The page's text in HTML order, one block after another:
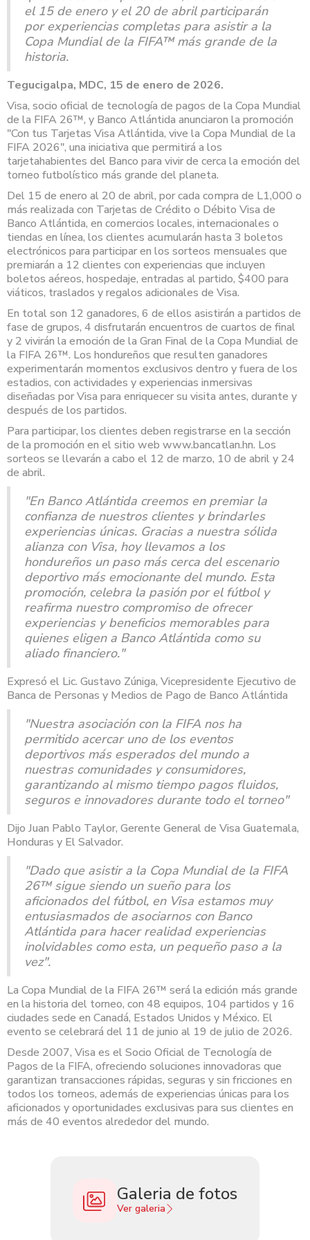
el 15 de enero y el 20 de abril participarán
por experiencias completas para asistir a la
Copa Mundial de la FIFA™ más grande de la
historia.
Tegucigalpa, MDC, 15 de enero de 2026.
Visa, socio oficial de tecnología de pagos de la Copa Mundial
de la FIFA 26™, y Banco Atlántida anunciaron la promoción
"Con tus Tarjetas Visa Atlántida, vive la Copa Mundial de la
FIFA 2026", una iniciativa que permitirá a los
tarjetahabientes del Banco para vivir de cerca la emoción del
torneo futbolístico más grande del planeta.
Del 15 de enero al 20 de abril, por cada compra de L1,000 o
más realizada con Tarjetas de Crédito o Débito Visa de
Banco Atlántida, en comercios locales, internacionales o
tiendas en línea, los clientes acumularán hasta 3 boletos
electrónicos para participar en los sorteos mensuales que
premiarán a 12 clientes con experiencias que incluyen
boletos aéreos, hospedaje, entradas al partido, $400 para
viáticos, traslados y regalos adicionales de Visa.
En total son 12 ganadores, 6 de ellos asistirán a partidos de
fase de grupos, 4 disfrutarán encuentros de cuartos de final
y 2 vivirán la emoción de la Gran Final de la Copa Mundial de
la FIFA 26™. Los hondureños que resulten ganadores
experimentarán momentos exclusivos dentro y fuera de los
estadios, con actividades y experiencias inmersivas
diseñadas por Visa para enriquecer su visita antes, durante y
después de los partidos.
Para participar, los clientes deben registrarse en la sección
de la promoción en el sitio web www.bancatlan.hn. Los
sorteos se llevarán a cabo el 12 de marzo, 10 de abril y 24
de abril.
"En Banco Atlántida creemos en premiar la
confianza de nuestros clientes y brindarles
experiencias únicas. Gracias a nuestra sólida
alianza con Visa, hoy llevamos a los
hondureños un paso más cerca del escenario
deportivo más emocionante del mundo. Esta
promoción, celebra la pasión por el fútbol y
reafirma nuestro compromiso de ofrecer
experiencias y beneficios memorables para
quienes eligen a Banco Atlántida como su
aliado financiero."
Expresó el Lic. Gustavo Zúniga, Vicepresidente Ejecutivo de
Banca de Personas y Medios de Pago de Banco Atlántida
"Nuestra asociación con la FIFA nos ha
permitido acercar uno de los eventos
deportivos más esperados del mundo a
nuestras comunidades y consumidores,
garantizando al mismo tiempo pagos fluidos,
seguros e innovadores durante todo el torneo"
Dijo Juan Pablo Taylor, Gerente General de Visa Guatemala,
Honduras y El Salvador.
"Dado que asistir a la Copa Mundial de la FIFA
26™ sigue siendo un sueño para los
aficionados del fútbol, en Visa estamos muy
entusiasmados de asociarnos con Banco
Atlántida para hacer realidad experiencias
inolvidables como esta, un pequeño paso a la
vez".
La Copa Mundial de la FIFA 26™ será la edición más grande
en la historia del torneo, con 48 equipos, 104 partidos y 16
ciudades sede en Canadá, Estados Unidos y México. El
evento se celebrará del 11 de junio al 19 de julio de 2026.
Desde 2007, Visa es el Socio Oficial de Tecnología de
Pagos de la FIFA, ofreciendo soluciones innovadoras que
garantizan transacciones rápidas, seguras y sin fricciones en
todos los torneos, además de experiencias únicas para los
aficionados y oportunidades exclusivas para sus clientes en
más de 40 eventos alrededor del mundo.
Galeria de fotos
Ver galeria